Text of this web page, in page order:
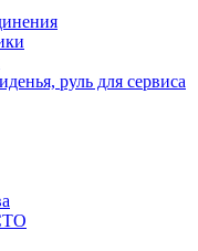
руль для сервиса